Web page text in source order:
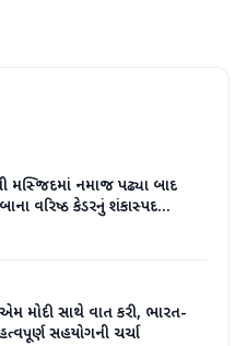
મસ્જિદમાં નમાજ પઢ્યા બાદ
વરિષ્ઠ કેડરનું શંકાસ્પદ
મોદી સાથે વાત કરી, ભારત-
સહયોગની ચર્ચા